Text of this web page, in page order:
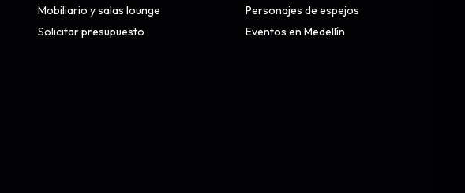
Mobiliario y salas lounge
Solicitar presupuesto
Personajes de espejos
Eventos en Medellín